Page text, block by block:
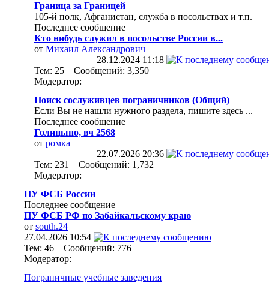
Граница за Границей
105-й полк, Афганистан, служба в посольствах и т.п.
Последнее сообщение
Кто нибудь служил в посольстве России в...
от Михаил Александрович
28.12.2024 11:18
Тем: 25 Сообщений: 3,350
Модератор:
Поиск сослуживцев пограничников (Общий)
Если Вы не нашли нужного раздела, пишите здесь ...
Последнее сообщение
Голицыно, вч 2568
от ромка
22.07.2026 20:36
Тем: 231 Сообщений: 1,732
Модератор:
ПУ ФСБ России
Последнее сообщение
ПУ ФСБ РФ по Забайкальскому краю
от south.24
27.04.2026 10:54
Тем: 46 Сообщений: 776
Модератор:
Пограничные учебные заведения